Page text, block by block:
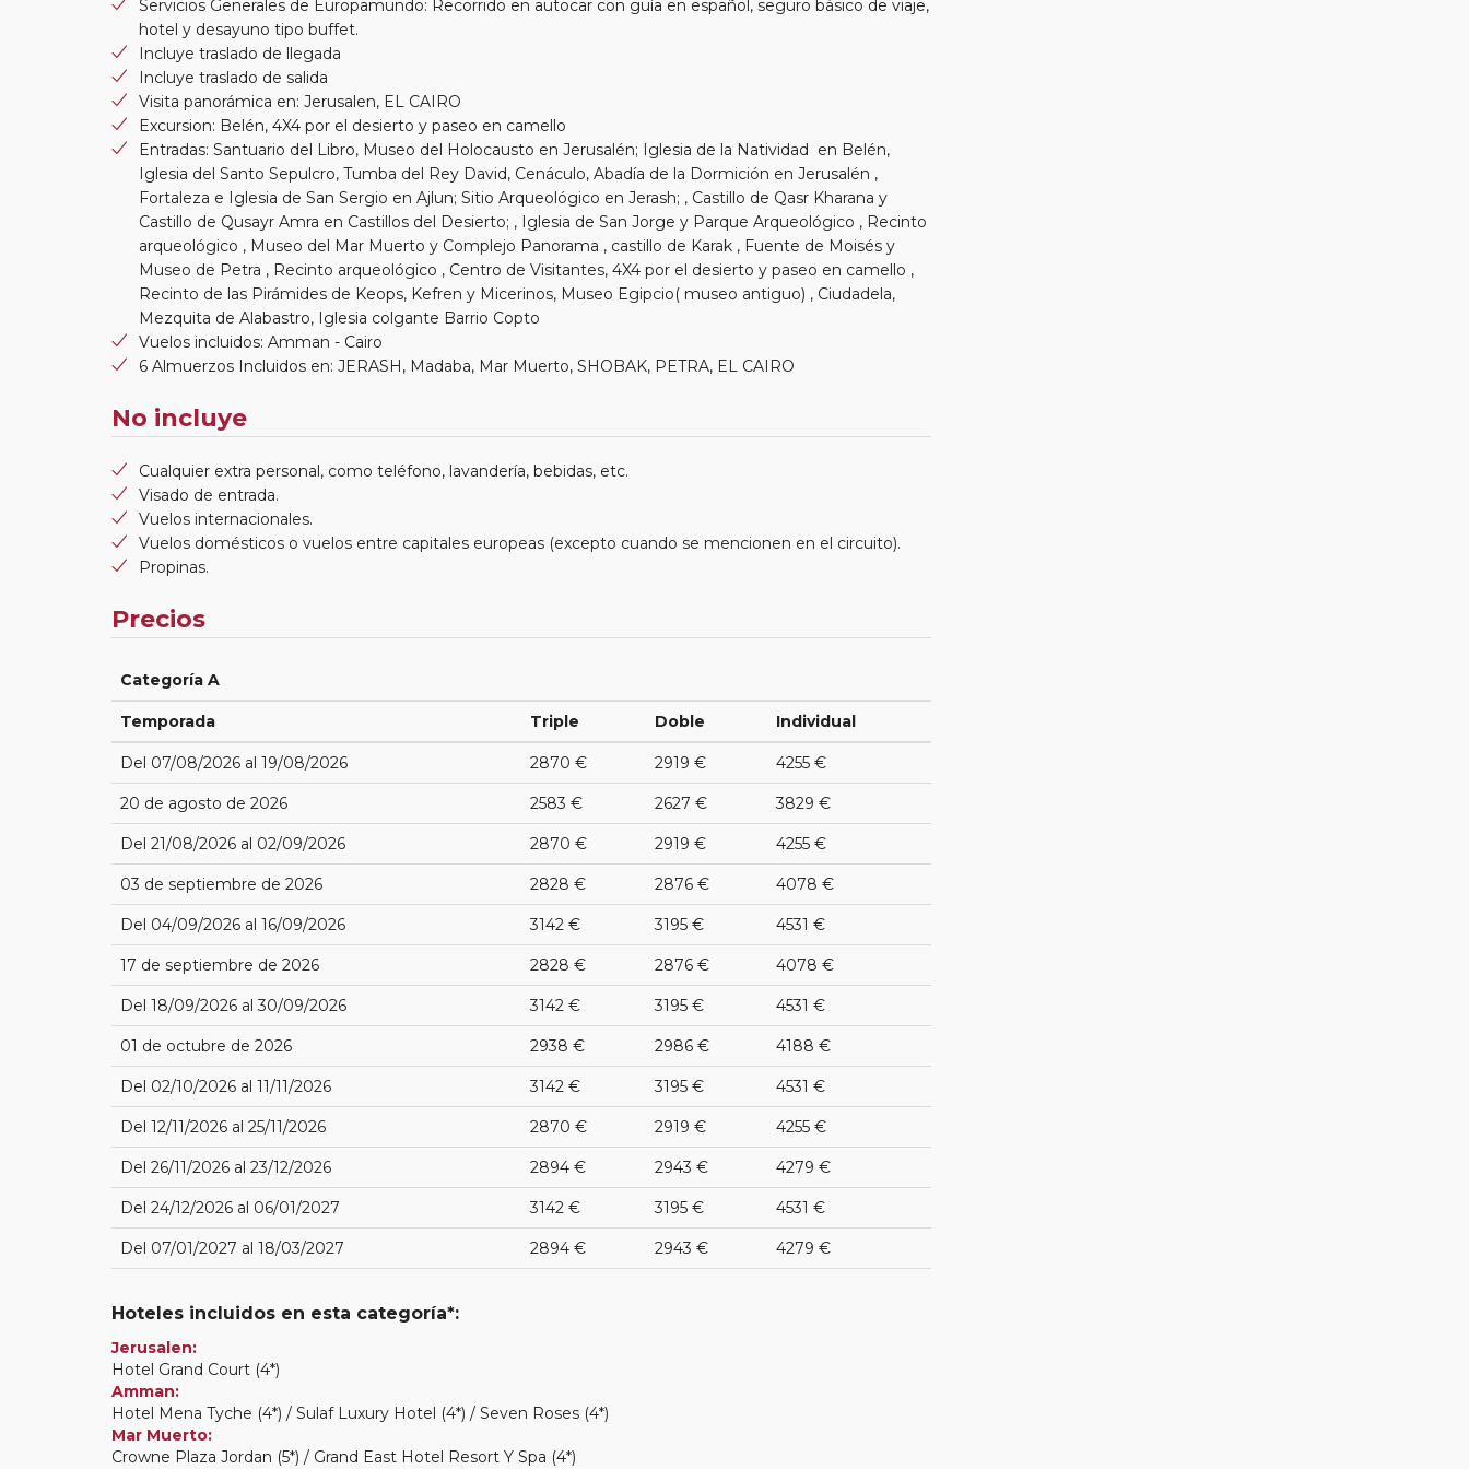
Servicios Generales de Europamundo: Recorrido en autocar con guía en español, seguro básico de viaje,
hotel y desayuno tipo buffet.
Incluye traslado de llegada
Incluye traslado de salida
Visita panorámica en: Jerusalen, EL CAIRO
Excursion: Belén, 4X4 por el desierto y paseo en camello
Entradas: Santuario del Libro, Museo del Holocausto en Jerusalén; Iglesia de la Natividad en Belén,
Iglesia del Santo Sepulcro, Tumba del Rey David, Cenáculo, Abadía de la Dormición en Jerusalén ,
Fortaleza e Iglesia de San Sergio en Ajlun; Sitio Arqueológico en Jerash; , Castillo de Qasr Kharana y
Castillo de Qusayr Amra en Castillos del Desierto; , Iglesia de San Jorge y Parque Arqueológico , Recinto
arqueológico , Museo del Mar Muerto y Complejo Panorama , castillo de Karak , Fuente de Moisés y
Museo de Petra , Recinto arqueológico , Centro de Visitantes, 4X4 por el desierto y paseo en camello ,
Recinto de las Pirámides de Keops, Kefren y Micerinos, Museo Egipcio( museo antiguo) , Ciudadela,
Mezquita de Alabastro, Iglesia colgante Barrio Copto
Vuelos incluidos: Amman - Cairo
6 Almuerzos Incluidos en: JERASH, Madaba, Mar Muerto, SHOBAK, PETRA, EL CAIRO
No incluye
Cualquier extra personal, como teléfono, lavandería, bebidas, etc.
Visado de entrada.
Vuelos internacionales.
Vuelos domésticos o vuelos entre capitales europeas (excepto cuando se mencionen en el circuito).
Propinas.
Precios
Categoría A
Temporada Triple Doble Individual
Del 07/08/2026 al 19/08/2026 2870 € 2919 € 4255 €
20 de agosto de 2026 2583 € 2627 € 3829 €
Del 21/08/2026 al 02/09/2026 2870 € 2919 € 4255 €
03 de septiembre de 2026 2828 € 2876 € 4078 €
Del 04/09/2026 al 16/09/2026 3142 € 3195 € 4531 €
17 de septiembre de 2026 2828 € 2876 € 4078 €
Del 18/09/2026 al 30/09/2026 3142 € 3195 € 4531 €
01 de octubre de 2026 2938 € 2986 € 4188 €
Del 02/10/2026 al 11/11/2026 3142 € 3195 € 4531 €
Del 12/11/2026 al 25/11/2026 2870 € 2919 € 4255 €
Del 26/11/2026 al 23/12/2026 2894 € 2943 € 4279 €
Del 24/12/2026 al 06/01/2027 3142 € 3195 € 4531 €
Del 07/01/2027 al 18/03/2027 2894 € 2943 € 4279 €
Hoteles incluidos en esta categoría*:
Jerusalen:
Hotel Grand Court (4*)
Amman:
Hotel Mena Tyche (4*) / Sulaf Luxury Hotel (4*) / Seven Roses (4*)
Mar Muerto:
Crowne Plaza Jordan (5*) / Grand East Hotel Resort Y Spa (4*)